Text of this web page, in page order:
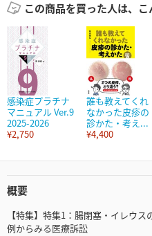
この商品を買った人は、こ
感染症プラチナ
マニュアル Ver.9
2025-2026
¥2,750
誰も教えてくれ
なかった皮疹の
診かた・考え...
¥4,400
概要
【特集】特集1：腸閉塞・イレウ
例からみる医療訴訟